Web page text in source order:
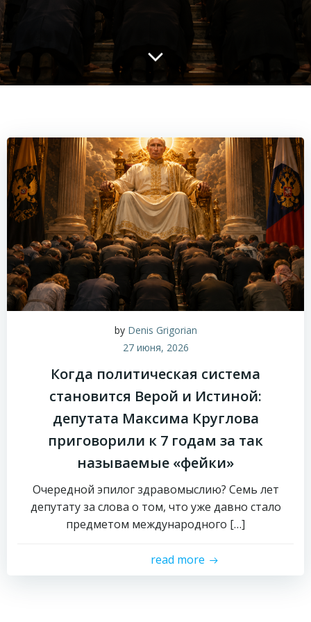
by Denis Grigorian
27 июня, 2026
Когда политическая система
становится Верой и Истиной:
депутата Максима Круглова
приговорили к 7 годам за так
называемые «фейки»
Очередной эпилог здравомыслию? Семь лет
депутату за слова о том, что уже давно стало
предметом международного […]
read more